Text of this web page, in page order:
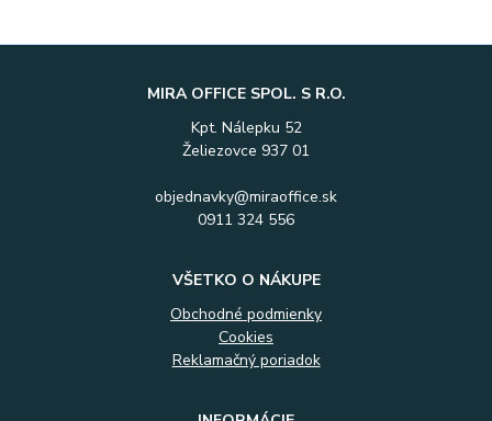
MIRA OFFICE SPOL. S R.O.
Kpt. Nálepku 52
Želiezovce 937 01
objednavky@miraoffice.sk
0911 324 556
VŠETKO O NÁKUPE
Obchodné podmienky
Cookies
Reklamačný poriadok